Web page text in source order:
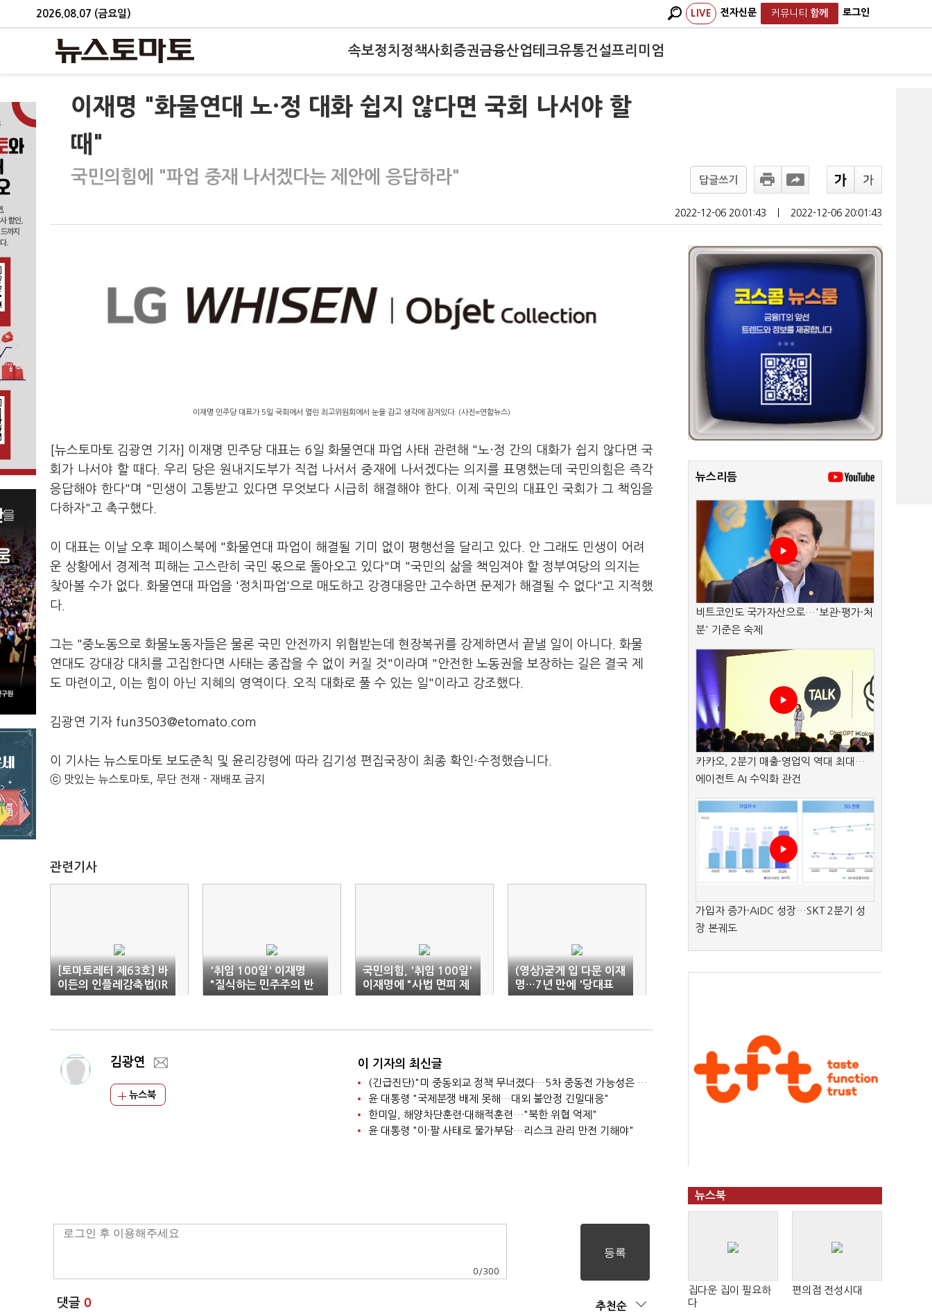
2026.08.07 (금요일) LIVE 전자신문 커뮤니티 함께 로그인
속보정치 정책사회 증권금융산업테크유통건설프리미엄
이재명 "화물연대 노·정 대화 쉽지 않다면 국회 나서야 할
때"
국민의힘에 "파업 중재 나서겠다는 제안에 응답하라" 답글쓰기
2022-12-06 20:01:43 2022-12-06 20:01:43
이재명 민주당 대표가 5일 국회에서 열린 최고위원회에서 눈을 감고 생각에 잠겨있다. (사진=연합뉴스)
[뉴스토마토 김광연 기자] 이재명 민주당 대표는 6일 화물연대 파업 사태 관련해 "노·정 간의 대화가 쉽지 않다면 국
회가 나서야 할 때다. 우리 당은 원내지도부가 직접 나서서 중재에 나서겠다는 의지를 표명했는데 국민의힘은 즉각
응답해야 한다"며 "민생이 고통받고 있다면 무엇보다 시급히 해결해야 한다. 이제 국민의 대표인 국회가 그 책임을
다하자"고 촉구했다.
이 대표는 이날 오후 페이스북에 "화물연대 파업이 해결될 기미 없이 평행선을 달리고 있다. 안 그래도 민생이 어려
운 상황에서 경제적 피해는 고스란히 국민 몫으로 돌아오고 있다"며 "국민의 삶을 책임져야 할 정부여당의 의지는
찾아볼 수가 없다. 화물연대 파업을 '정치파업'으로 매도하고 강경대응만 고수하면 문제가 해결될 수 없다"고 지적했
다.
그는 "중노동으로 화물노동자들은 물론 국민 안전까지 위협받는데 현장복귀를 강제하면서 끝낼 일이 아니다. 화물
연대도 강대강 대치를 고집한다면 사태는 종잡을 수 없이 커질 것"이라며 "안전한 노동권을 보장하는 길은 결국 제
도 마련이고, 이는 힘이 아닌 지혜의 영역이다. 오직 대화로 풀 수 있는 일"이라고 강조했다.
김광연 기자 fun3503@etomato.com
이 기사는 뉴스토마토 보도준칙 및 윤리강령에 따라 김기성 편집국장이 최종 확인·수정했습니다.
ⓒ 맛있는 뉴스토마토, 무단 전재 - 재배포 금지
관련기사
[토마토레터 제63호] 바
이든의 인플레감축법(IR
A), 세계 무역전쟁으로
'취임 100일' 이재명
"질식하는 민주주의 반
드시 지키겠다"
국민의힘, '취임 100일'
이재명에 "사법 면피 제
일주의 실천"
(영상)굳게 입 다문 이재
명…7년 만에 '당대표
취임 100일' 회견 생략
김광연
뉴스북
이 기자의 최신글
(긴급진단)"미 중동외교 정책 무너졌다…5차 중동전 가능성은 낮아"
윤 대통령 "국제분쟁 배제 못해…대외 불안정 긴밀대응"
한미일, 해양차단훈련·대해적훈련…"북한 위협 억제"
윤 대통령 "이·팔 사태로 물가부담…리스크 관리 만전 기해야"
0 /300
댓글 0 추천순
뉴스리듬
비트코인도 국가자산으로…'보관·평가·처
분' 기준은 숙제
카카오, 2분기 매출·영업익 역대 최대…
에이전트 AI 수익화 관건
가입자 증가·AIDC 성장…SKT 2분기 성
장 본궤도
뉴스북
집다운 집이 필요하
다
편의점 전성시대